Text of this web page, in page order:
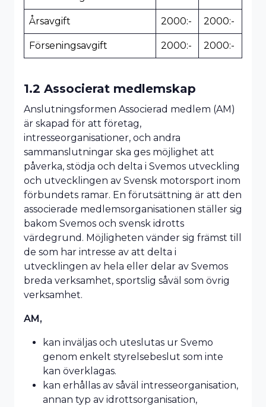
Årsavgift 2000:- 2000:-
Förseningsavgift 2000:- 2000:-
1.2 Associerat medlemskap
Anslutningsformen Associerad medlem (AM)
är skapad för att företag,
intresseorganisationer, och andra
sammanslutningar ska ges möjlighet att
påverka, stödja och delta i Svemos utveckling
och utvecklingen av Svensk motorsport inom
förbundets ramar. En förutsättning är att den
associerade medlemsorganisationen ställer sig
bakom Svemos och svensk idrotts
värdegrund. Möjligheten vänder sig främst till
de som har intresse av att delta i
utvecklingen av hela eller delar av Svemos
breda verksamhet, sportslig såväl som övrig
verksamhet.
AM,
kan inväljas och uteslutas ur Svemo
genom enkelt styrelsebeslut som inte
kan överklagas.
kan erhållas av såväl intresseorganisation,
annan typ av idrottsorganisation,